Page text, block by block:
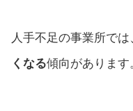
人手不足の事業所では
くなる傾向があります